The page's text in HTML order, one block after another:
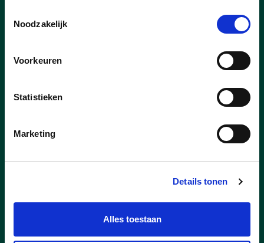
Noodzakelijk
Voorkeuren
Statistieken
Marketing
Details tonen
Alles toestaan
lees meer